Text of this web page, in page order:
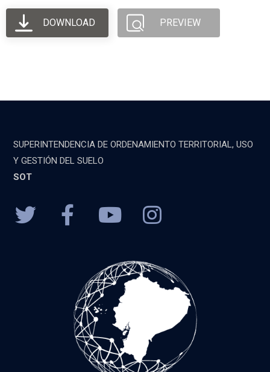
DOWNLOAD PREVIEW
SUPERINTENDENCIA DE ORDENAMIENTO TERRITORIAL, USO
Y GESTIÓN DEL SUELO
SOT